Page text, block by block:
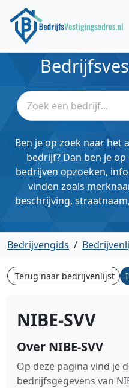
Ben je op zoek naar het
bedrijf? Dan ben je
bedrijven opzoeken,
vinden zoals
beschrijving,
Bedrijvengids /
Terug naar bedrijvenlijst
NIBE-SVV
Over NIBE-SVV
Op deze pagina vind je
bedrijfsgegevens van